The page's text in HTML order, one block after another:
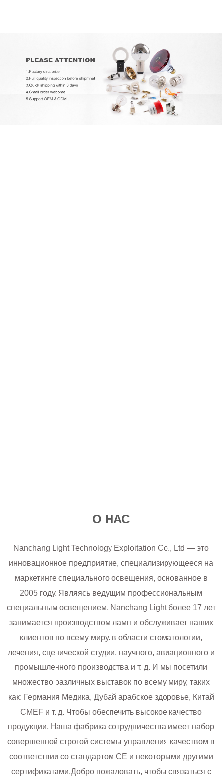
О НАС
Nanchang Light Technology Exploitation Co., Ltd — это
инновационное предприятие, специализирующееся на
маркетинге специального освещения, основанное в
2005 году. Являясь ведущим профессиональным
специальным освещением, Nanchang Light более 17 лет
занимается производством ламп и обслуживает наших
клиентов по всему миру. в области стоматологии,
лечения, сценической студии, научного, авиационного и
промышленного производства и т. д. И мы посетили
множество различных выставок по всему миру, таких
как: Германия Медика, Дубай арабское здоровье, Китай
CMEF и т. д. Чтобы обеспечить высокое качество
продукции, Наша фабрика сотрудничества имеет набор
совершенной строгой системы управления качеством в
соответствии со стандартом CE и некоторыми другими
сертификатами.Добро пожаловать, чтобы связаться с